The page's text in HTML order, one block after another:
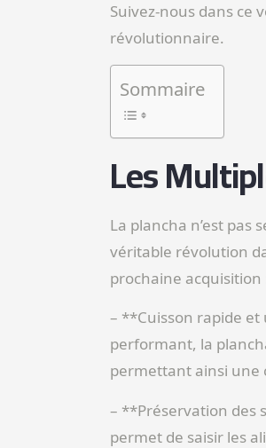
Suivez-nous dans ce
révolutionnaire.
Sommaire
Les
La plancha n’est
véritable révolution
prochaine acquisition
– **Cuisson rapide
performant, la
permettant ainsi une
– **Préservation des
permet de saisir les